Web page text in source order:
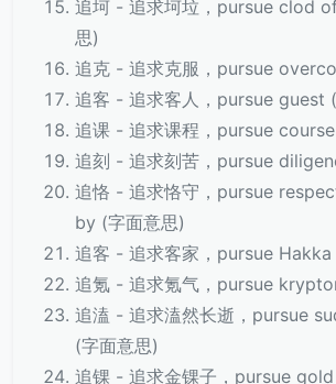
追坷 - 追求坷垃，pursue clod
思)
追克 - 追求克服，pursue
追客 - 追求客人，pursue guest
追课 - 追求课程，pursue
追刻 - 追求刻苦，pursue
追恪 - 追求恪守，pursue
by (字面意思)
追客 - 追求客家，pursue Hakka
追氪 - 追求氪气，pursue
追溘 - 追求溘然长逝，pursue
(字面意思)
追锞 - 追求金锞子，pursue